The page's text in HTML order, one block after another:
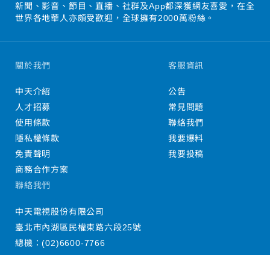
新聞、影音、節目、直播、社群及App都深獲網友喜愛，在全
世界各地華人亦頗受歡迎，全球擁有2000萬粉絲。
關於我們
中天介紹
人才招募
使用條款
隱私權條款
免責聲明
商務合作方案
客服資訊
公告
常見問題
聯絡我們
我要爆料
我要投稿
聯絡我們
中天電視股份有限公司
臺北市內湖區民權東路六段25號
總機：(02)6600-7766